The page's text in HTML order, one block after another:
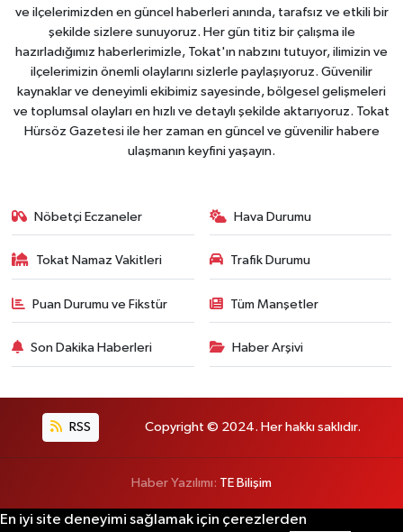
ve ilçelerimizden en güncel haberleri anında, tarafsız ve etkili bir
şekilde sizlere sunuyoruz. Her gün titiz bir çalışma ile
hazırladığımız haberlerimizle, Tokat'ın nabzını tutuyor, ilimizin ve
ilçelerimizin önemli olaylarını sizlerle paylaşıyoruz. Güvenilir
kaynaklar ve deneyimli ekibimiz sayesinde, bölgesel gelişmeleri
ve toplumsal olayları en hızlı ve detaylı şekilde aktarıyoruz. Tokat
Hürsöz Gazetesi ile her zaman en güncel ve güvenilir habere
ulaşmanın keyfini yaşayın.
Nöbetçi Eczaneler Hava Durumu
Tokat Namaz Vakitleri Trafik Durumu
Puan Durumu ve Fikstür Tüm Manşetler
Son Dakika Haberleri Haber Arşivi
RSS Copyright © 2024. Her hakkı saklıdır.
Haber Yazılımı: TE Bilişim
En iyi site deneyimi sağlamak için çerezlerden